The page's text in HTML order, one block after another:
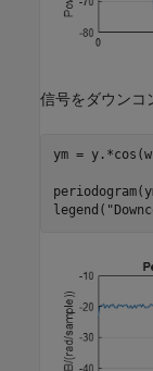
信号をダウンコ
ym =
legend(